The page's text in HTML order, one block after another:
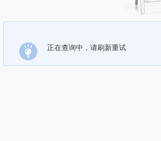
正在查询中，请刷新重试